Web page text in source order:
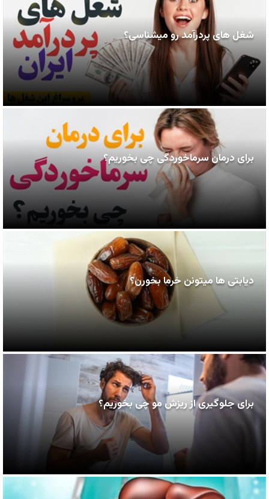
شغل های پردرآمد رو میشناسی؟
برای درمان سرماخوردگی چی بخوریم؟
دیابتی ها میتونن خرما بخورن؟
برای جلوگیری از ریزش مو چی بخوریم؟